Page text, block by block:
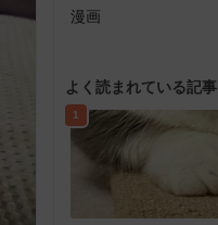
漫画
よく読まれている記事
1